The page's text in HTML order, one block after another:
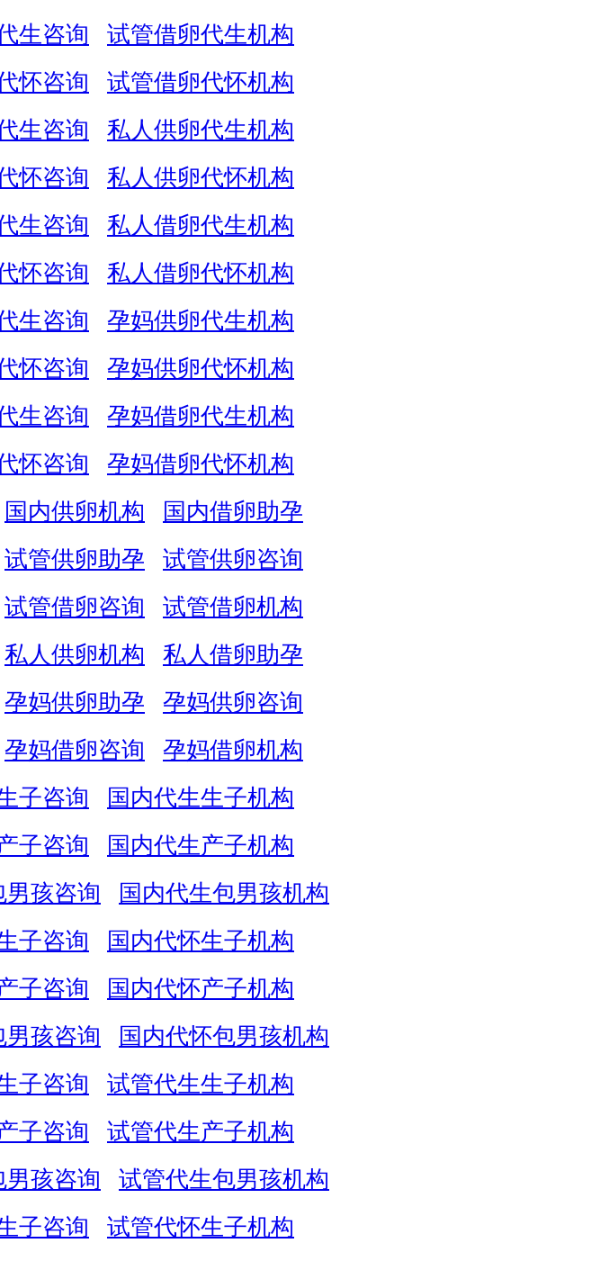
生咨询
试管借卵代生机构
怀咨询
试管借卵代怀机构
生咨询
私人供卵代生机构
怀咨询
私人供卵代怀机构
生咨询
私人借卵代生机构
怀咨询
私人借卵代怀机构
生咨询
孕妈供卵代生机构
怀咨询
孕妈供卵代怀机构
生咨询
孕妈借卵代生机构
怀咨询
孕妈借卵代怀机构
国内供卵机构
国内借卵助孕
试管供卵助孕
试管供卵咨询
试管借卵咨询
试管借卵机构
私人供卵机构
私人借卵助孕
孕妈供卵助孕
孕妈供卵咨询
孕妈借卵咨询
孕妈借卵机构
子咨询
国内代生生子机构
子咨询
国内代生产子机构
男孩咨询
国内代生包男孩机构
子咨询
国内代怀生子机构
子咨询
国内代怀产子机构
男孩咨询
国内代怀包男孩机构
子咨询
试管代生生子机构
子咨询
试管代生产子机构
孩咨询
试管代生包男孩机构
子咨询
试管代怀生子机构